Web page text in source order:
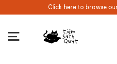
Click here to browse